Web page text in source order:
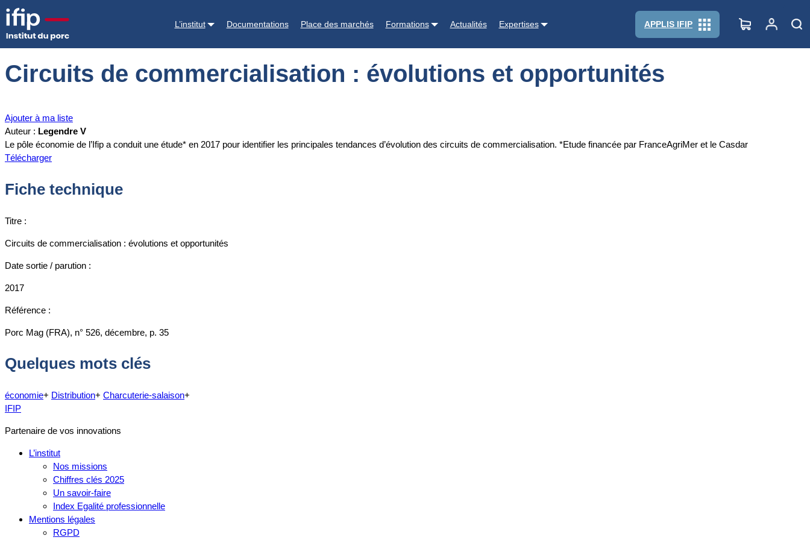
L’institut Documentations Place des marchés Formations Actualités Expertises APPLIS IFIP
Accueil Documentations
Circuits de commercialisation : évolutions et opportunités
Ajouter à ma liste
Auteur : Legendre V
Le pôle économie de l’Ifip a conduit une étude* en 2017 pour identifier les principales tendances d’évolution des circuits de commercialisation. *Etude financée par FranceAgriMer et le Casdar
Télécharger
Fiche technique
Titre :
Circuits de commercialisation : évolutions et opportunités
Date sortie / parution :
2017
Référence :
Porc Mag (FRA), n° 526, décembre, p. 35
Quelques mots clés
économie+ Distribution+ Charcuterie-salaison+
IFIP
Partenaire de vos innovations
L’institut
Nos missions
Chiffres clés 2025
Un savoir-faire
Index Egalité professionnelle
Mentions légales
RGPD